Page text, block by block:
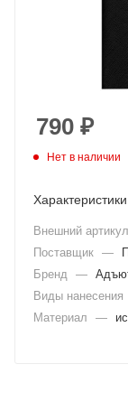
790 ₽
Нет в наличии
Характеристики
Внешний артикул
Поставщик —
Бренд
—
Виды нанесения
Материал
—